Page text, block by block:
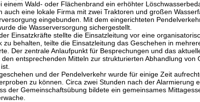
einem Wald- oder Flächenbrand ein erhöhter
auch eine lokale Firma mit zwei Traktoren und großen
eingebunden. Mit dem eingerichteten
die Wasserversorgung sichergestellt.
Einsatzkräfte stellte die Einsatzleitung vor eine
zu behalten, teilte die Einsatzleitung das Geschehen in
Der zentrale Anlaufpunkt für Besprechungen und das
den entsprechenden Mitteln zur strukturierten Abhandlung von
und der Pendelverkehr wurde für einige Zeit
zu können. Circa zwei Stunden nach der Alarmierung
der Gemeinschaftsübung bildete ein gemeinsames